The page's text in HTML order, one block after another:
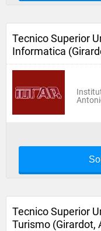
Tecnico Superior
Informatica
Tecnico Superior
Turismo (Girardot,